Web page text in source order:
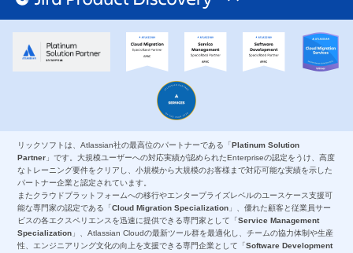
リックソフトは、Atlassian社の最高位のパートナーである「Platinum Solution
Partner 」です。大規模ユーザーへの対応実績が認められたEnterpriseの認定をうけ、高度
なトレーニング要件をクリアし、小規模から大規模のお客様まで対応可能な実績を示した
パートナー企業と認定されています。
またクラウドプラットフォームへの移行やエンタープライズレベルのユースケース支援可
能な専門家の認定である「Cloud Migration Specialization 」、優れた顧客と従業員サー
ビスの各エクスペリエンスを迅速に提供できる専門家として「Service Management
Specialization 」、Atlassian Cloudの最新ツール群を最適化し、チームの協力体制や生産
性、エンジニアリング文化の向上を支援できる専門企業として「Software Development